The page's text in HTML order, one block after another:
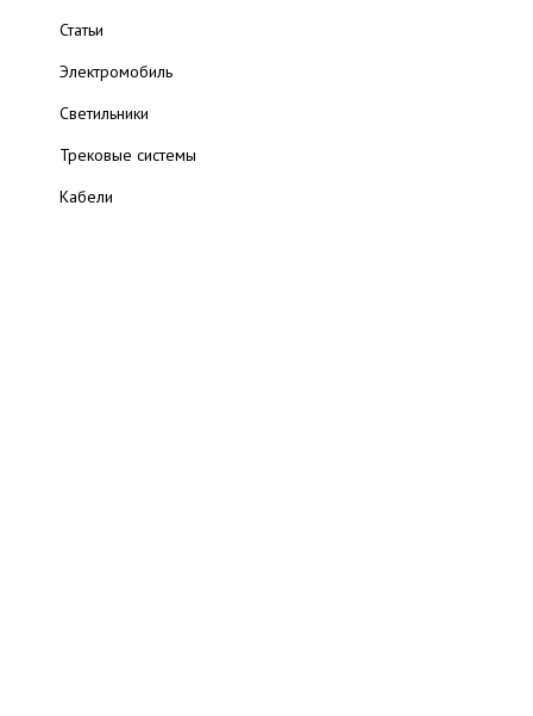
Статьи
Электромобиль
Светильники
Трековые системы
Кабели